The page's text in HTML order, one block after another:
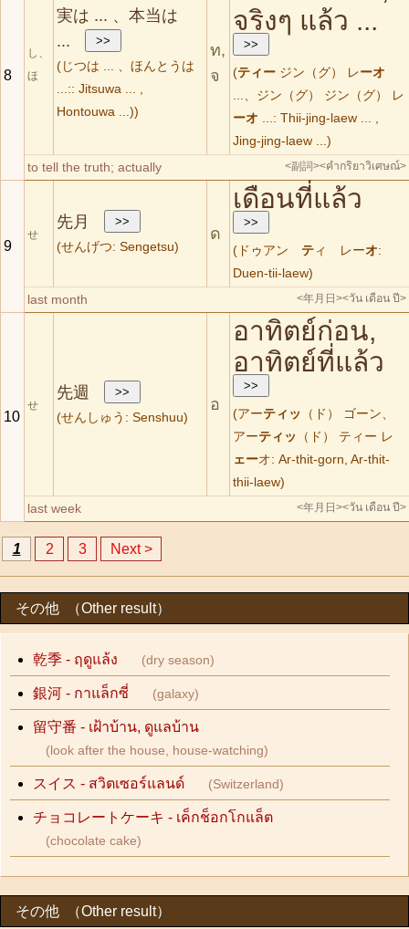
8
し、
ほ
実は ... 、本当は
...
(じつは ... 、ほんとうは
...:: Jitsuwa ... ,
Hontouwa ...))
ท,
จ
จริงๆ แล้ว ...
(ティー ジン（グ） レーオ
...、ジン（グ） ジン（グ） レ
ーオ ...: Thii-jing-laew ... ,
Jing-jing-laew ...)
to tell the truth; actually <副詞><คำกริยาวิเศษณ์>
9
せ
先月
(せんげつ: Sengetsu)
ด
เดือนที่แล้ว
(ドゥアン テ ィ レーオ:
Duen-tii-laew)
last month <年月日><วัน เดือน ปี>
10
せ
先週
(せんしゅう: Senshuu)
อ
อาทิตย์ก่อน,
อาทิตย์ที่แล้ว
(アーティッ （ド） ゴーン、
アーティッ （ド） ティー レ
ェーオ: Ar-thit-gorn, Ar-thit-
thii-laew)
last week <年月日><วัน เดือน ปี>
1 2 3 Next >
その他 （Other result）
乾季 - ฤดูแล้ง (dry season)
銀河 - กาแล็กซี่ (galaxy)
留守番 - เฝ้าบ้าน, ดูแลบ้าน
(look after the house, house-watching)
スイス - สวิตเซอร์แลนด์ (Switzerland)
チョコレートケーキ - เค็กช็อกโกแล็ต
(chocolate cake)
その他 （Other result）